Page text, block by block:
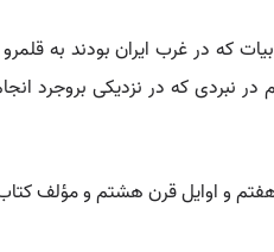
که در غرب ایران بودند به
نبردی که در نزدیکی بروجرد
هفتم و اوایل قرن هشتم و مؤلف